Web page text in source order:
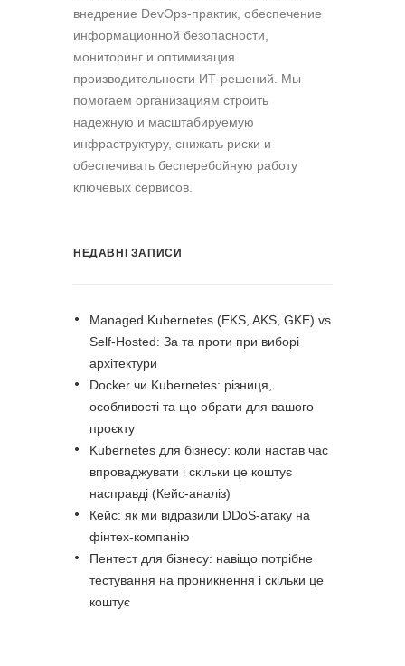
внедрение DevOps-практик, обеспечение
информационной безопасности,
мониторинг и оптимизация
производительности ИТ-решений. Мы
помогаем организациям строить
надежную и масштабируемую
инфраструктуру, снижать риски и
обеспечивать бесперебойную работу
ключевых сервисов.
НЕДАВНІ ЗАПИСИ
Managed Kubernetes (EKS, AKS, GKE) vs
Self-Hosted: За та проти при виборі
архітектури
Docker чи Kubernetes: різниця,
особливості та що обрати для вашого
проєкту
Kubernetes для бізнесу: коли настав час
впроваджувати і скільки це коштує
насправді (Кейс-аналіз)
Кейс: як ми відразили DDoS-атаку на
фінтех-компанію
Пентест для бізнесу: навіщо потрібне
тестування на проникнення і скільки це
коштує